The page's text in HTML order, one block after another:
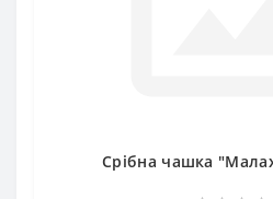
Срібна чашка